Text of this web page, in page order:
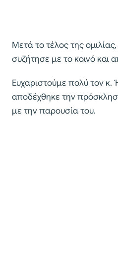
Μετά το τέλος της
συζήτησε με το κοινό και
Ευχαριστούμε πολύ τον
αποδέχθηκε την
με την παρουσία του.